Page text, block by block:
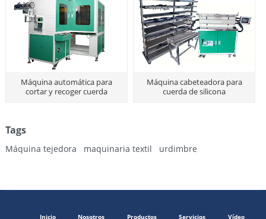
Máquina automática para
cortar y recoger cuerda
Máquina cabeteadora para
cuerda de silicona
Tags
Máquina tejedora maquinaria textil urdimbre
Inicio Nosotros Productos Servicios Vídeo